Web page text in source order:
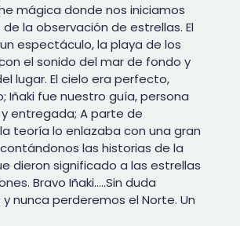
mágica donde nos iniciamos
la observación de estrellas. El
espectáculo, la playa de los
el sonido del mar de fondo y
lugar. El cielo era perfecto,
Iñaki fue nuestro guía, persona
entregada; A parte de
teoría lo enlazaba con una gran
las historias de la
dieron significado a las estrellas
Bravo Iñaki…..Sin duda
nunca perderemos el Norte. Un